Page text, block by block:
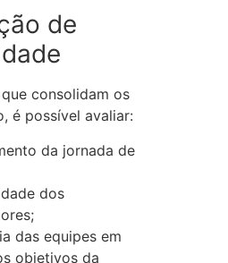
de
consolidam os
é possível avaliar:
da jornada de
dos
das equipes em
objetivos da